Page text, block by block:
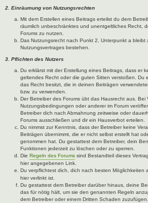
2. Einräumung von Nutzungsrechten
Mit dem Erstellen eines Beitrags erteilst du dem
räumlich unbeschränktes und unentgeltliches Recht,
Forums zu nutzen.
Das Nutzungsrecht nach Punkt 2, Unterpunkt a
Nutzungsvertrages bestehen.
3. Pflichten des Nutzers
Du erklärst mit der Erstellung eines Beitrags, dass er
geltendes Recht oder die guten Sitten verstoßen. Du
das Recht besitzt, die in deinen Beiträgen
bzw. zu verwenden.
Der Betreiber des Forums übt das Hausrecht aus. Bei
Nutzungsbedingungen oder anderer im Forum
Betreiber dich nach Abmahnung zeitweise oder
Forums ausschließen und dir ein Hausverbot erteilen.
Du nimmst zur Kenntnis, dass der Betreiber keine
Beiträgen übernimmt, die er nicht selbst erstellt hat
genommen hat. Du gestattest dem Betreiber, dein
Funktionen jederzeit zu löschen oder zu sperren.
Die Regeln des Forums sind Bestandteil dieses
hier angegebenen Link.
Du verpflichtest dich, dich nach besten Möglichkeiten
hier verlinkt ist.
Du gestattest dem Betreiber darüber hinaus, deine
das für nötig hält, um sie den genannten Regeln
dem Betreiber oder einem Dritten Schaden zuzufügen.